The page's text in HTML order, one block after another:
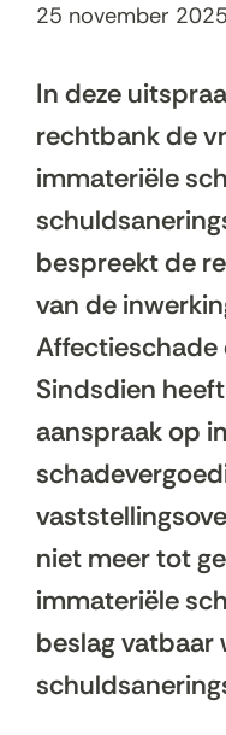
25 november 2025
In deze
rechtbank de
immateriële
bespreekt de
van de
Affectieschade
Sindsdien
aanspraak op
niet meer tot
immateriële
beslag vatbaar